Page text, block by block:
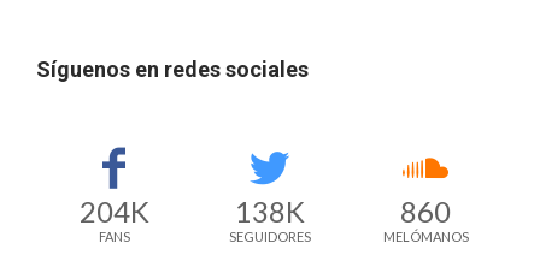
Síguenos en redes sociales
204K
FANS
138K
SEGUIDORES
860
MELÓMANOS